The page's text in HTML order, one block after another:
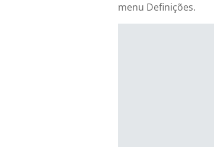
menu Definições.